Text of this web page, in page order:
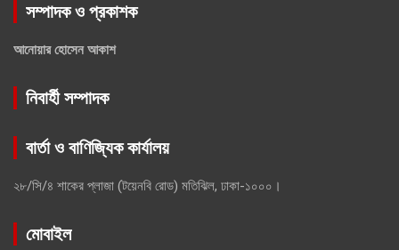
সম্পাদক ও প্রকাশক
আনোয়ার হোসেন আকাশ
নিবার্হী সম্পাদক
বার্তা ও বাণিজ্যিক কার্যালয়
২৮/সি/৪ শাকের প্লাজা (টয়েনবি রোড) মতিঝিল, ঢাকা-১০০০।
মোবাইল